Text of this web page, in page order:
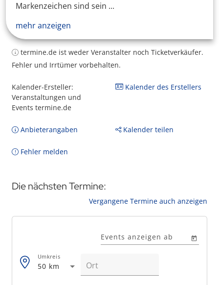
Markenzeichen sind sein ...
mehr anzeigen
termine.de ist weder Veranstalter noch Ticketverkäufer.
Fehler und Irrtümer vorbehalten.
Kalender-Ersteller:
Veranstaltungen und
Events termine.de
Kalender des Erstellers
Anbieterangaben Kalender teilen
Fehler melden
Die nächsten Termine:
Vergangene Termine auch anzeigen
Events anzeigen ab
50 km
Umkreis